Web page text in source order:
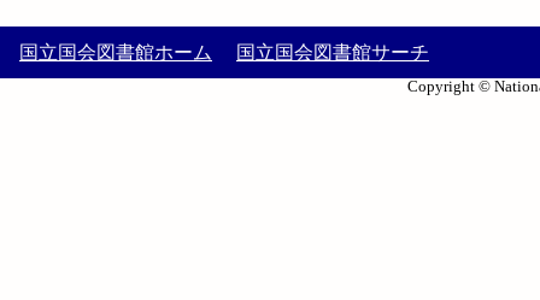
国立国会図書館ホーム 国立国会図書館サーチ
Copyright ©